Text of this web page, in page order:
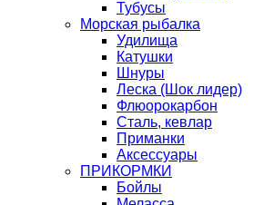
Тубусы
Морская рыбалка
Удилища
Катушки
Шнуры
Леска (Шок лидер)
Флюорокарбон
Сталь, кевлар
Приманки
Аксессуары
ПРИКОРМКИ
Бойлы